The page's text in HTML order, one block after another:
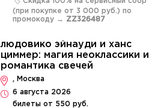
(при покупке от 3 000 руб.) по
промокоду → ZZ326487
людовико эйнауди и ханс
циммер: магия неоклассики и
романтика свечей
, Москва
6 августа 2026
билеты от 550 руб.